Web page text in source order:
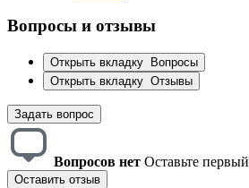
Вопросы и отзывы
Открыть вкладку
Вопросы
Открыть вкладку Отзывы
Задать вопрос
Вопросов нет Оставьте первый
Оставить отзыв